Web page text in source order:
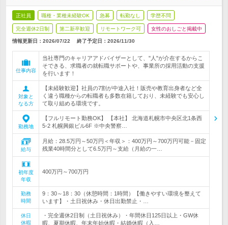
正社員 職種・業種未経験OK 急募 転勤なし 学歴不問
完全週休2日制 第二新卒歓迎 リモートワーク可 女性のおしごと掲載中
情報更新日：2026/07/22 終了予定日： 2026/11/30
仕事内容
当社専門のキャリアアドバイザーとして、"人"が介在するからこ
そできる、求職者の就転職サポートや、事業所の採用活動の支援
を行います！
対象と
なる方
【未経験歓迎】社員の7割が中途入社！販売や教育出身者など全
く違う職種からの転職者も多数在籍しており、未経験でも安心し
て取り組める環境です。
勤務地
【フルリモート勤務OK】 【本社】 北海道札幌市中央区北1条西
5-2 札幌興銀ビル6F ※中央警察…
給与
月給：28.5万円～50万円＜年収＞：400万円～700万円可能－固定
残業40時間分として6.5万円～支給（月給の一…
初年度
年収
400万円～700万円
勤務
時間
9：30～18：30（休憩時間：1時間）【働きやすい環境を整えて
います】・土日祝休み・休日出勤禁止・…
休日
休暇
・完全週休2日制（土日祝休み）・年間休日125日以上・GW休
暇、夏期休暇、年末年始休暇・結婚休暇（入…